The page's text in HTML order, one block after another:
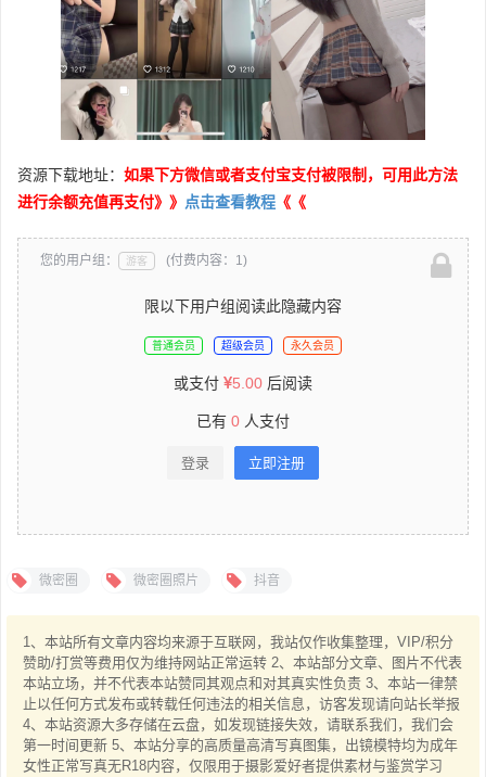
资源下载地址： 如果下方微信或者支付宝支付被限制，可用此方法
进行余额充值再支付》》 点击查看教程 《《
您的用户组： 游客 (付费内容：1)
限以下用户组阅读此隐藏内容
普通会员 超级会员 永久会员
或支付 5.00 后阅读
已有 0 人支付
登录 立即注册
微密圈 微密圈照片 抖音
1、本站所有文章内容均来源于互联网，我站仅作收集整理，VIP/积分
赞助/打赏等费用仅为维持网站正常运转 2、本站部分文章、图片不代表
本站立场，并不代表本站赞同其观点和对其真实性负责 3、本站一律禁
止以任何方式发布或转载任何违法的相关信息，访客发现请向站长举报
4、本站资源大多存储在云盘，如发现链接失效，请联系我们，我们会
第一时间更新 5、本站分享的高质量高清写真图集，出镜模特均为成年
女性正常写真无R18内容，仅限用于摄影爱好者提供素材与鉴赏学习